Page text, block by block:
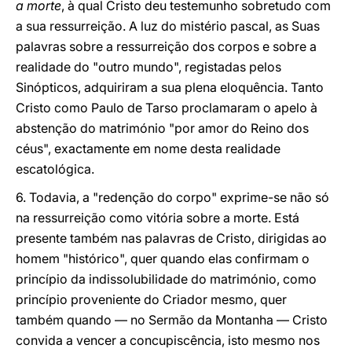
a morte, à qual Cristo deu testemunho sobretudo com
a sua ressurreição. A luz do mistério pascal, as Suas
palavras sobre a ressurreição dos corpos e sobre a
realidade do "outro mundo", registadas pelos
Sinópticos, adquiriram a sua plena eloquência. Tanto
Cristo como Paulo de Tarso proclamaram o apelo à
abstenção do matrimónio "por amor do Reino dos
céus", exactamente em nome desta realidade
escatológica.
6. Todavia, a "redenção do corpo" exprime-se não só
na ressurreição como vitória sobre a morte. Está
presente também nas palavras de Cristo, dirigidas ao
homem "histórico", quer quando elas confirmam o
princípio da indissolubilidade do matrimónio, como
princípio proveniente do Criador mesmo, quer
também quando — no Sermão da Montanha — Cristo
convida a vencer a concupiscência, isto mesmo nos